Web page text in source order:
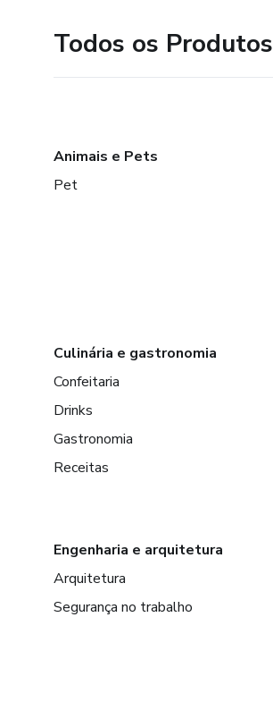
Todos os Produtos
Animais e Pets
Pet
Culinária e gastronomia
Confeitaria
Drinks
Gastronomia
Receitas
Engenharia e arquitetura
Arquitetura
Segurança no trabalho